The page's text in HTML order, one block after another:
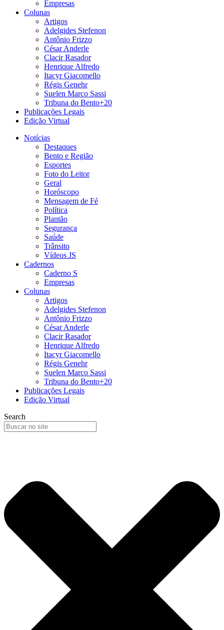
Empresas
Colunas
Artigos
Adelgides Stefenon
Antônio Frizzo
César Anderle
Clacir Rasador
Henrique Alfredo
Itacyr Giacomello
Régis Genehr
Suelen Marco Sassi
Tribuna do Bento+20
Publicações Legais
Edição Virtual
Notícias
Destaques
Bento e Região
Esportes
Foto do Leitor
Geral
Horóscopo
Mensagem de Fé
Política
Plantão
Segurança
Saúde
Trânsito
Vídeos JS
Cadernos
Caderno S
Empresas
Colunas
Artigos
Adelgides Stefenon
Antônio Frizzo
César Anderle
Clacir Rasador
Henrique Alfredo
Itacyr Giacomello
Régis Genehr
Suelen Marco Sassi
Tribuna do Bento+20
Publicações Legais
Edição Virtual
Search